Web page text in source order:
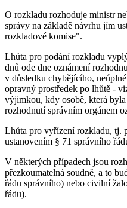
O rozkladu rozhoduje ministr
správy na základě návrhu jím
rozkladové komise".
Lhůta pro podání rozkladu
dnů ode dne oznámení
v důsledku chybějícího,
opravný prostředek po lhůtě -
výjimkou, kdy osobě, která
rozhodnutí správním orgánem
Lhůta pro vyřízení rozkladu, tj.
ustanovením § 71 správního
V některých případech jsou
přezkoumatelná soudně, a to
řádu správního) nebo civilní
řádu).